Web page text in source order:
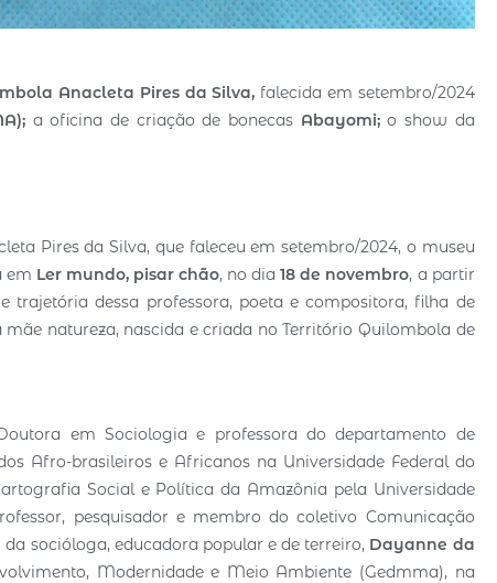
Anacleta Pires da Silva, falecida em setembro/2024
a oficina de criação de bonecasAbayomi;o show da
Pires da Silva, que faleceu em setembro/2024, o museu
em Ler mundo, pisar chão, no dia18 de novembro, a partir
trajetória dessa professora, poeta e compositora, filha de
natureza, nascida e criada no Território Quilombola de
em Sociologia e professora do departamento de
Afro-brasileiros e Africanos na Universidade Federal do
Social e Política da Amazônia pela Universidade
pesquisador e membro do coletivo Comunicação
da socióloga, educadora popular e de terreiro, Dayanne da
Modernidade e Meio Ambiente (Gedmma), na